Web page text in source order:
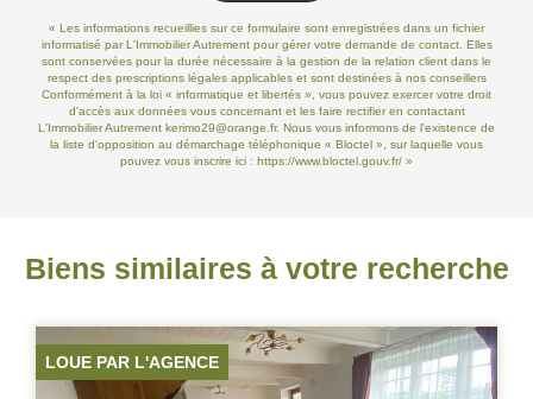
« Les informations recueillies sur ce formulaire sont enregistrées dans un fichier
informatisé par L'Immobilier Autrement pour gérer votre demande de contact. Elles
sont conservées pour la durée nécessaire à la gestion de la relation client dans le
respect des prescriptions légales applicables et sont destinées à nos conseillers
Conformément à la loi « informatique et libertés », vous pouvez exercer votre droit
d'accès aux données vous concernant et les faire rectifier en contactant
L'Immobilier Autrement kerimo29@orange.fr. Nous vous informons de l'existence de
la liste d'opposition au démarchage téléphonique « Bloctel », sur laquelle vous
pouvez vous inscrire ici : https://www.bloctel.gouv.fr/ »
Biens similaires à votre recherche
RÉSERVÉ